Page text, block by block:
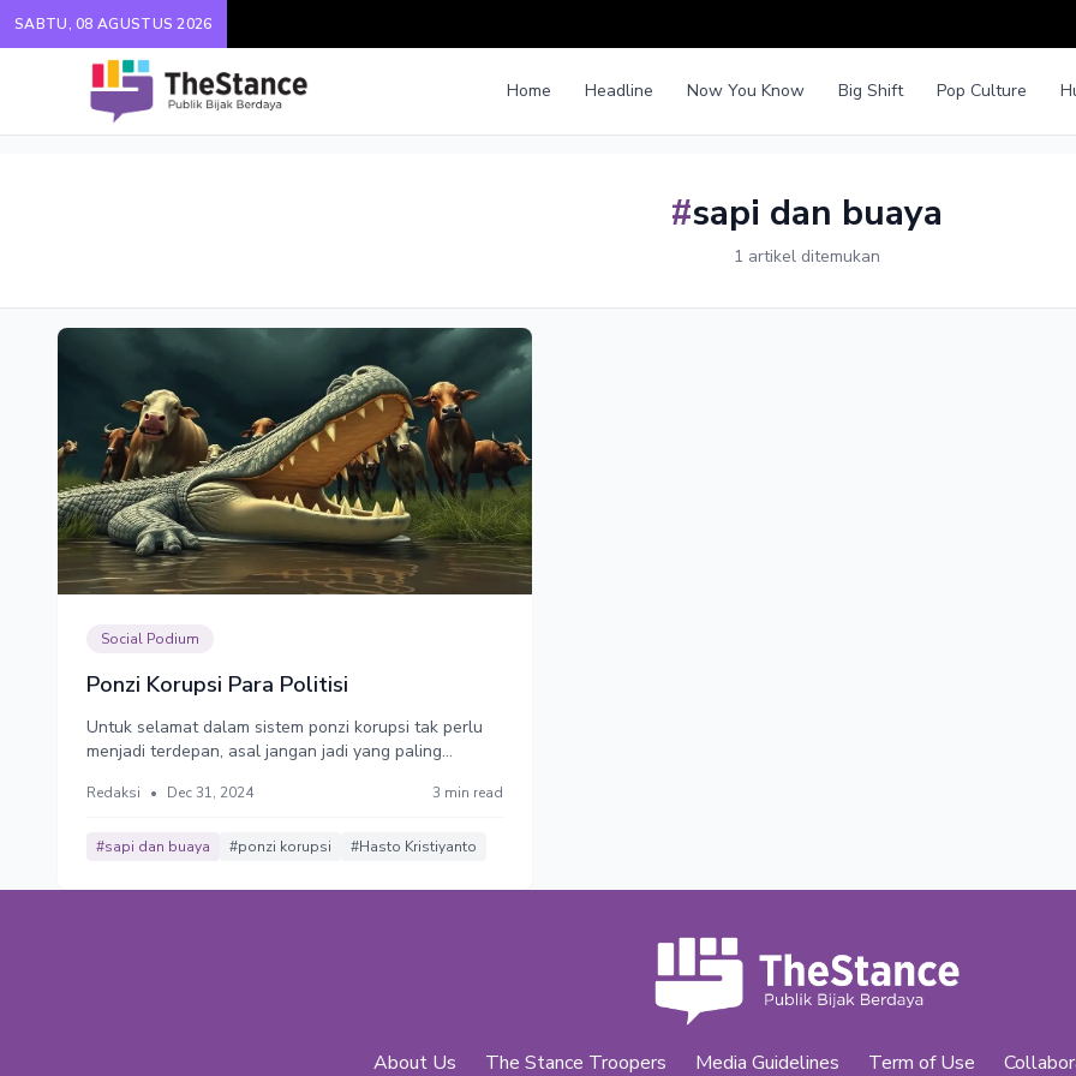
SABTU, 08 AGUSTUS 2026
Home Headline Now You Know Big Shift Pop Culture
#sapi dan buaya
1 artikel ditemukan
Social Podium
Ponzi Korupsi Para Politisi
Untuk selamat dalam sistem ponzi korupsi tak perlu
menjadi terdepan, asal jangan jadi yang paling
Redaksi • Dec 31, 2024 3 min read
#sapi dan buaya #ponzi korupsi #Hasto Kristiyanto
About Us The Stance Troopers Media Guidelines Term of Use